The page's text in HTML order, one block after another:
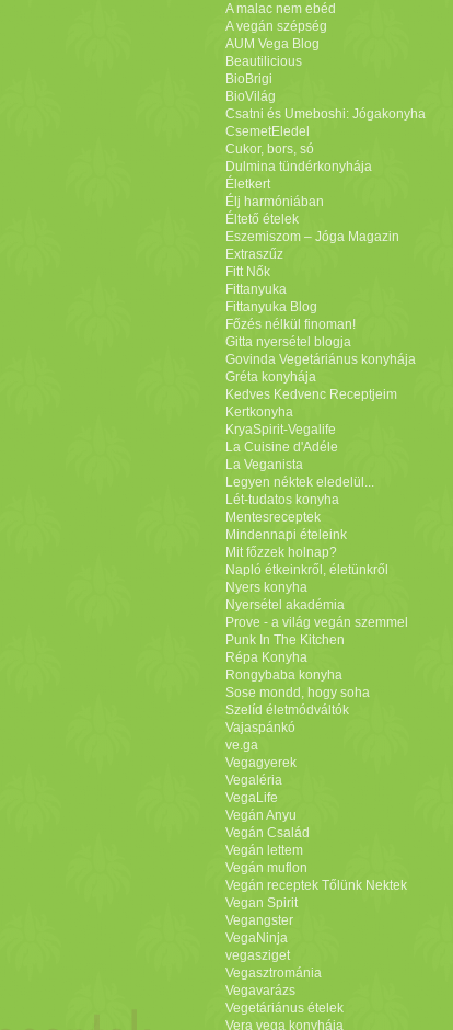
A malac nem ebéd
A vegán szépség
AUM Vega Blog
Beautilicious
BioBrigi
BioVilág
Csatni és Umeboshi: Jógakonyha
CsemetEledel
Cukor, bors, só
Dulmina tündérkonyhája
Életkert
Élj harmóniában
Éltető ételek
Eszemiszom – Jóga Magazin
Extraszűz
Fitt Nők
Fittanyuka
Fittanyuka Blog
Főzés nélkül finoman!
Gitta nyersétel blogja
Govinda Vegetáriánus konyhája
Gréta konyhája
Kedves Kedvenc Receptjeim
Kertkonyha
KryaSpirit-Vegalife
La Cuisine d'Adéle
La Veganista
Legyen néktek eledelül...
Lét-tudatos konyha
Mentesreceptek
Mindennapi ételeink
Mit főzzek holnap?
Napló étkeinkről, életünkről
Nyers konyha
Nyersétel akadémia
Prove - a világ vegán szemmel
Punk In The Kitchen
Répa Konyha
Rongybaba konyha
Sose mondd, hogy soha
Szelíd életmódváltók
Vajaspánkó
ve.ga
Vegagyerek
Vegaléria
VegaLife
Vegán Anyu
Vegán Család
Vegán lettem
Vegán muflon
Vegán receptek Tőlünk Nektek
Vegan Spirit
Vegangster
VegaNinja
vegasziget
Vegasztrománia
Vegavarázs
Vegetáriánus ételek
Vera vega konyhája